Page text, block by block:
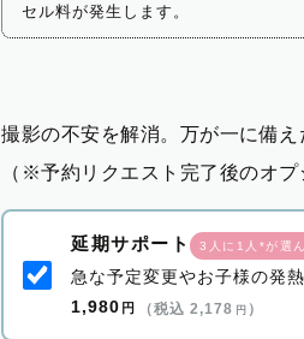
セル料が発生します。
撮影の不安を解消。万が一に備
（※予約リクエスト完了後のオ
延期サポート 3人に1人*が選
急な予定変更やお子様の発
1,980 円 （税込 2,178 円 ）